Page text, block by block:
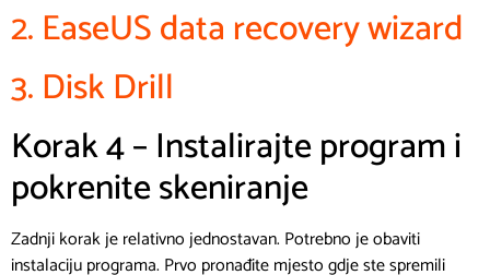
2. EaseUS data recovery wizard
3. Disk Drill
Korak 4 – Instalirajte program i
pokrenite skeniranje
Zadnji korak je relativno jednostavan. Potrebno je obaviti
instalaciju programa. Prvo pronađite mjesto gdje ste spremili